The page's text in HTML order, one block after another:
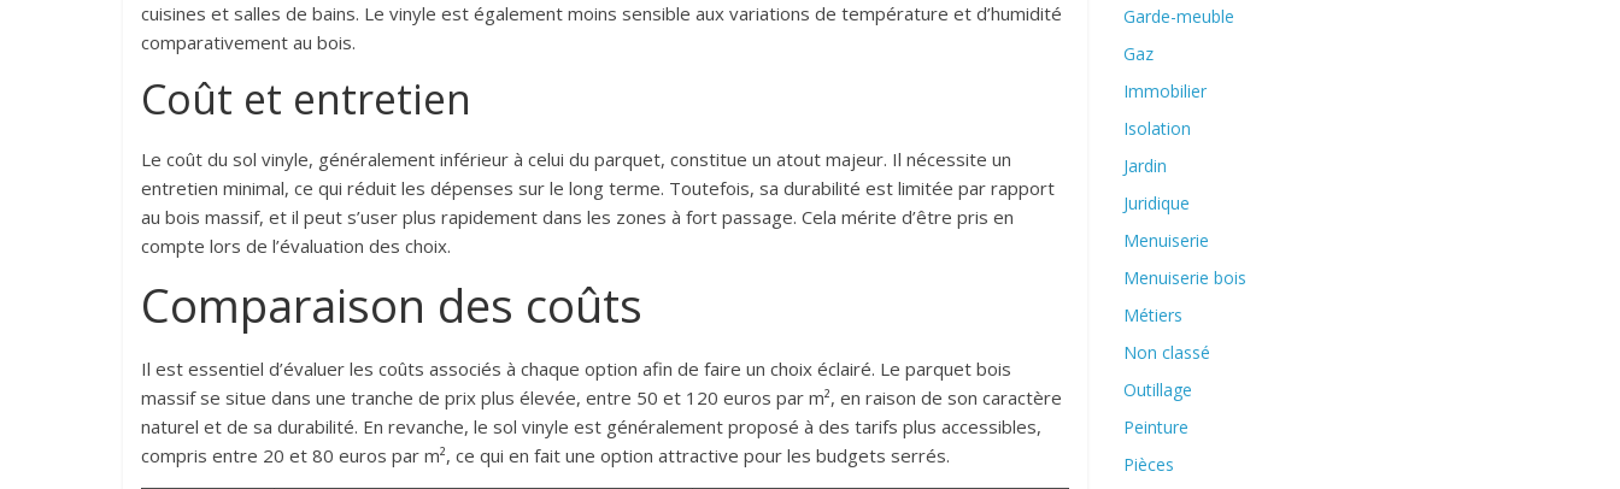
cuisines et salles de bains. Le vinyle est également moins sensible aux variations de température et d’humidité
comparativement au bois.
Coût et entretien
Le coût du sol vinyle, généralement inférieur à celui du parquet, constitue un atout majeur. Il nécessite un
entretien minimal, ce qui réduit les dépenses sur le long terme. Toutefois, sa durabilité est limitée par rapport
au bois massif, et il peut s’user plus rapidement dans les zones à fort passage. Cela mérite d’être pris en
compte lors de l’évaluation des choix.
Comparaison des coûts
Il est essentiel d’évaluer les coûts associés à chaque option afin de faire un choix éclairé. Le parquet bois
massif se situe dans une tranche de prix plus élevée, entre 50 et 120 euros par m², en raison de son caractère
naturel et de sa durabilité. En revanche, le sol vinyle est généralement proposé à des tarifs plus accessibles,
compris entre 20 et 80 euros par m², ce qui en fait une option attractive pour les budgets serrés.
Garde-meuble
Gaz
Immobilier
Isolation
Jardin
Juridique
Menuiserie
Menuiserie bois
Métiers
Non classé
Outillage
Peinture
Pièces